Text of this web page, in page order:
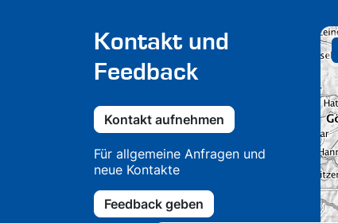
Kontakt und
Feedback
Kontakt aufnehmen
Für allgemeine Anfragen und
neue Kontakte
Feedback geben